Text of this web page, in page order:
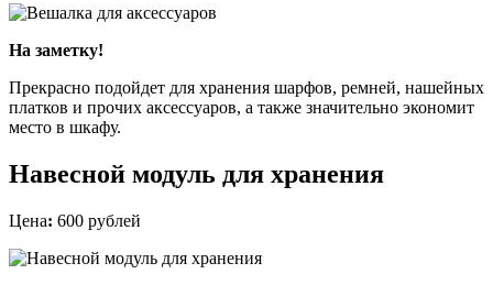
На заметку!
Прекрасно подойдет для хранения шарфов, ремней, нашейных
платков и прочих аксессуаров, а также значительно экономит
место в шкафу.
Навесной модуль для хранения
Цена: 600 рублей